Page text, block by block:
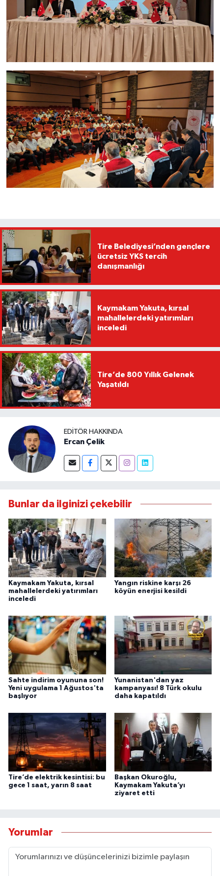
Tire Belediyesi’nden gençlere
ücretsiz YKS tercih
danışmanlığı
Kaymakam Yakuta, kırsal
mahallelerdeki yatırımları
inceledi
Tire’de 800 Yıllık Gelenek
Yaşatıldı
EDITÖR HAKKINDA
Ercan Çelik
Bunlar da ilginizi çekebilir
Kaymakam Yakuta, kırsal
mahallelerdeki yatırımları
inceledi
Yangın riskine karşı 26
köyün enerjisi kesildi
Sahte indirim oyununa son!
Yeni uygulama 1 Ağustos'ta
başlıyor
Yunanistan'dan yaz
kampanyası! 8 Türk okulu
daha kapatıldı
Tire’de elektrik kesintisi: bu
gece 1 saat, yarın 8 saat
Başkan Okuroğlu,
Kaymakam Yakuta’yı
ziyaret etti
Yorumlar